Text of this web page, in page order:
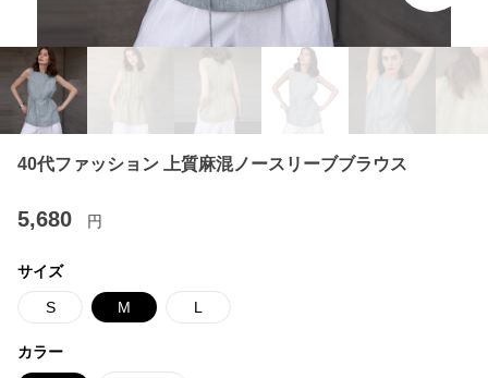
40代ファッション 上質麻混ノースリーブブラウス
5,680 円
サイズ
S M L
カラー